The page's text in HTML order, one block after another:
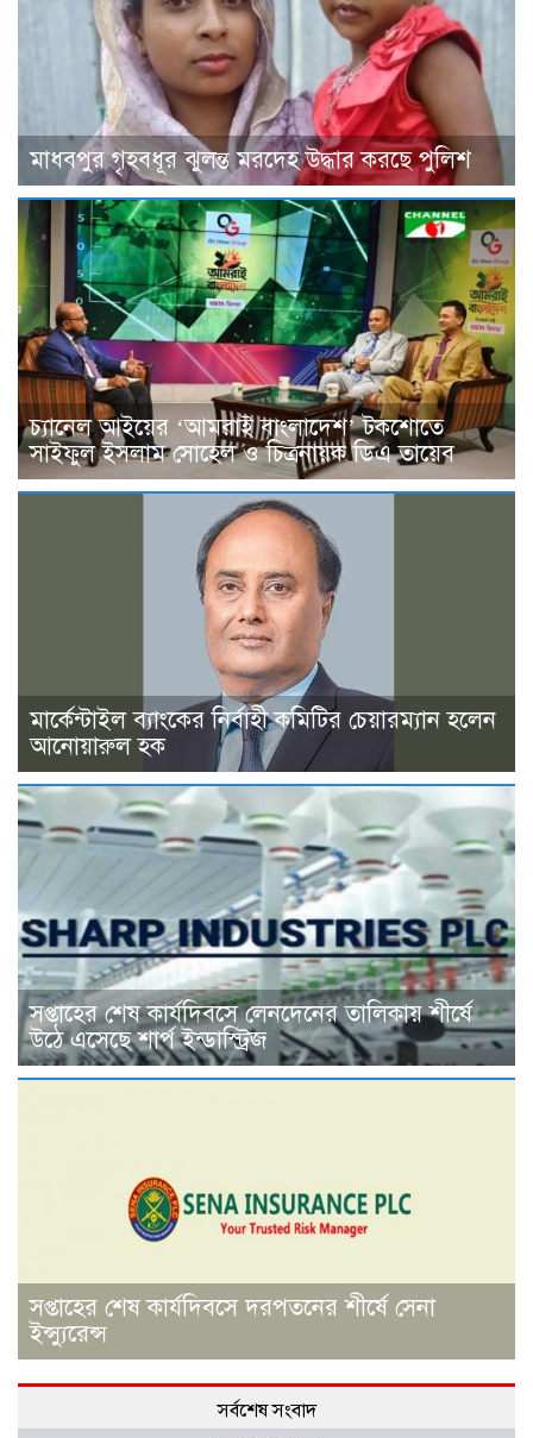
মাধবপুর গৃহবধূর ঝুলন্ত মরদেহ উদ্ধার করছে পুলিশ
চ্যানেল আইয়ের ‘আমরাই বাংলাদেশ’ টকশোতে
সাইফুল ইসলাম সোহেল ও চিত্রনায়ক ডিএ তায়েব
মার্কেন্টাইল ব্যাংকের নির্বাহী কমিটির চেয়ারম্যান হলেন
আনোয়ারুল হক
সপ্তাহের শেষ কার্যদিবসে লেনদেনের তালিকায় শীর্ষে
উঠে এসেছে শার্প ইন্ডাস্ট্রিজ
সপ্তাহের শেষ কার্যদিবসে দরপতনের শীর্ষে সেনা
ইন্স্যুরেন্স
সর্বশেষ সংবাদ